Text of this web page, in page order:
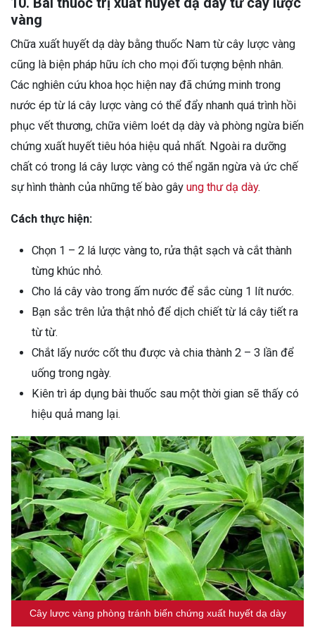
vàng
Chữa xuất huyết dạ dày bằng thuốc Nam từ cây lược vàng
cũng là biện pháp hữu ích cho mọi đối tượng bệnh nhân.
Các nghiên cứu khoa học hiện nay đã chứng minh trong
nước ép từ lá cây lược vàng có thể đẩy nhanh quá trình hồi
phục vết thương, chữa viêm loét dạ dày và phòng ngừa biến
chứng xuất huyết tiêu hóa hiệu quả nhất. Ngoài ra dưỡng
chất có trong lá cây lược vàng có thể ngăn ngừa và ức chế
sự hình thành của những tế bào gây ung thư dạ dày.
Cách thực hiện:
Chọn 1 – 2 lá lược vàng to, rửa thật sạch và cắt thành
từng khúc nhỏ.
Cho lá cây vào trong ấm nước để sắc cùng 1 lít nước.
Bạn sắc trên lửa thật nhỏ để dịch chiết từ lá cây tiết ra
từ từ.
Chắt lấy nước cốt thu được và chia thành 2 – 3 lần để
uống trong ngày.
Kiên trì áp dụng bài thuốc sau một thời gian sẽ thấy có
hiệu quả mang lại.
Cây lược vàng phòng tránh biến chứng xuất huyết dạ dày